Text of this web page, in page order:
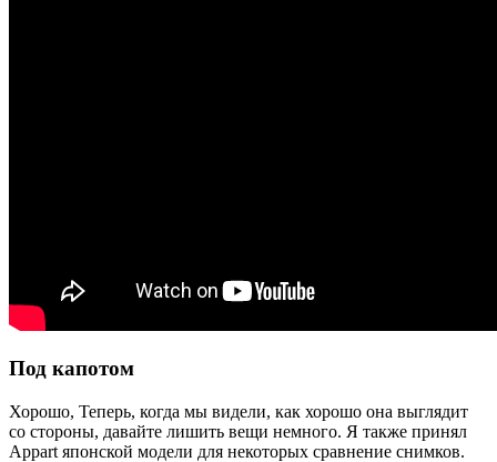
Под капотом
Хорошо, Теперь, когда мы видели, как хорошо она выглядит
со стороны, давайте лишить вещи немного. Я также принял
Appart японской модели для некоторых сравнение снимков.